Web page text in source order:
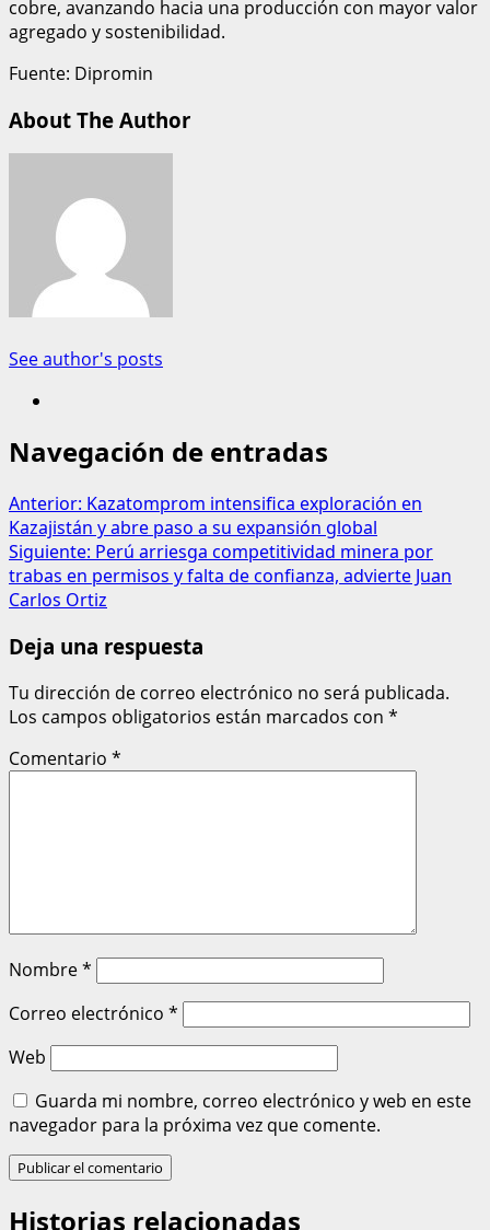
cobre, avanzando hacia una producción con mayor valor
agregado y sostenibilidad.
Fuente: Dipromin
About The Author
See author's posts
Navegación de entradas
Anterior: Kazatomprom intensifica exploración en
Kazajistán y abre paso a su expansión global
Siguiente: Perú arriesga competitividad minera por
trabas en permisos y falta de confianza, advierte Juan
Carlos Ortiz
Deja una respuesta
Tu dirección de correo electrónico no será publicada.
Los campos obligatorios están marcados con *
Comentario *
Nombre*
Correo electrónico *
Web
Guarda mi nombre, correo electrónico y web en este
navegador para la próxima vez que comente.
Historias relacionadas